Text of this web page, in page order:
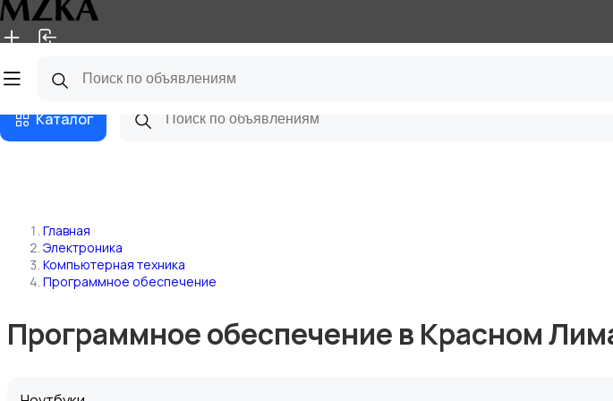
Главная Магазины
Каталог
Главная
Электроника
Компьютерная техника
Программное обеспечение
Программное обеспечение в Красном